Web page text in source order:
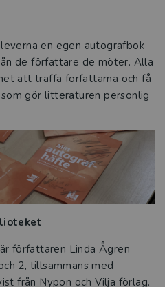
en egen autografbok
de författare de möter. Alla
att träffa författarna och få
gör litteraturen personlig
författaren Linda Ågren
2, tillsammans med
från Nypon och Vilja förlag.